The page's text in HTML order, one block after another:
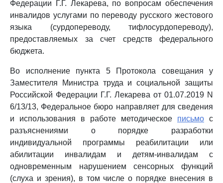
Федерации Г.Г. Лекарева, по вопросам обеспечения
инвалидов услугами по переводу русского жестового
языка (сурдопереводу, тифлосурдопереводу),
предоставляемых за счет средств федерального
бюджета.
Во исполнение пункта 5 Протокола совещания у
Заместителя Министра труда и социальной защиты
Российской Федерации Г.Г. Лекарева от 01.07.2019 N
6/13/13, Федеральное бюро направляет для сведения
и использования в работе методическое письмо с
разъяснениями о порядке разработки
индивидуальной программы реабилитации или
абилитации инвалидам и детям-инвалидам с
одновременным нарушением сенсорных функций
(слуха и зрения), в том числе о порядке внесения в